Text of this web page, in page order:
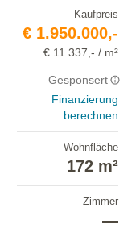
Kaufpreis
€ 1.950.000,-
€ 11.337,- / m²
Gesponsert
Finanzierung
berechnen
Wohnfläche
172 m²
Zimmer
—